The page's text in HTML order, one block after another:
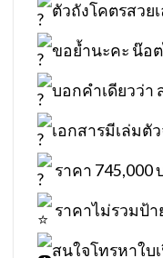
ตัวถังโคตรสวย
ขอย้ำนะคะ น๊อ
บอกคำเดียวว่า
เอกสารมีเล่มตั
ราคา 745,000
ราคาไม่รวมป้
สนใจโทรหาใบ